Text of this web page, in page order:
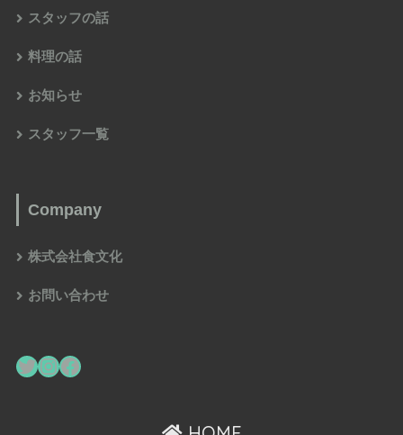
スタッフの話
料理の話
お知らせ
スタッフ一覧
Company
株式会社食文化
お問い合わせ